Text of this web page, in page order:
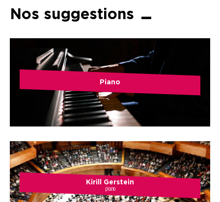
Nos suggestions
Piano
Kirill Gerstein
piano